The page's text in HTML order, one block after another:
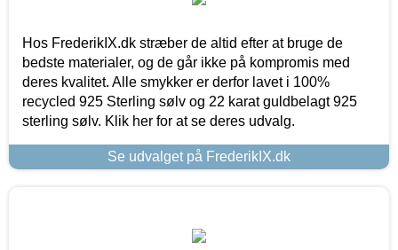
Hos FrederikIX.dk stræber de altid efter at bruge de
bedste materialer, og de går ikke på kompromis med
deres kvalitet. Alle smykker er derfor lavet i 100%
recycled 925 Sterling sølv og 22 karat guldbelagt 925
sterling sølv. Klik her for at se deres udvalg.
Se udvalget på FrederikIX.dk